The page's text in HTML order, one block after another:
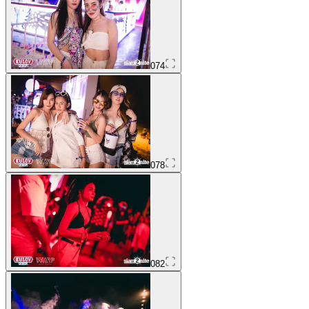
074
078
082